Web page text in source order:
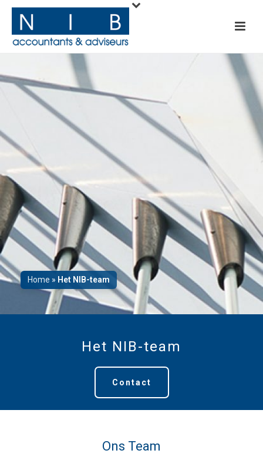
Home » Het NIB-team
Het NIB-team
Contact
Ons Team